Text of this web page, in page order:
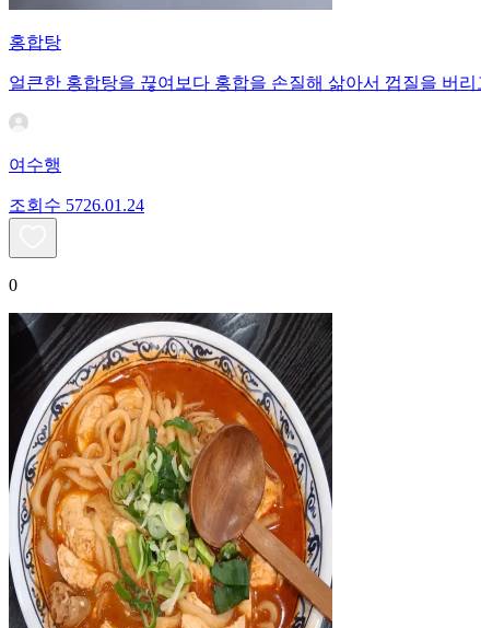
홍합탕
얼큰한 홍합탕을 끊여보다 홍합을 손질해 삶아서 껍질을 버
여수행
조회수 5726.01.24
0